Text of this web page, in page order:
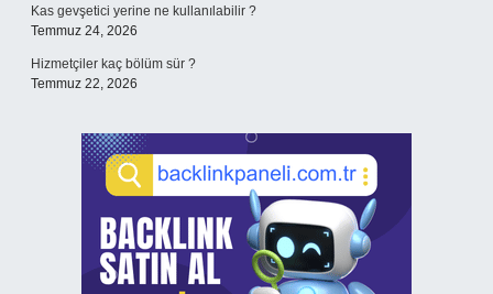
Kas gevşetici yerine ne kullanılabilir ?
Temmuz 24, 2026
Hizmetçiler kaç bölüm sür ?
Temmuz 22, 2026